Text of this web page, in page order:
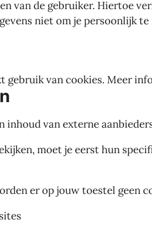
van de gebruiker. Hiertoe
niet om je persoonlijk
gebruik van cookies. Meer
inhoud van externe
moet je eerst hun
er op jouw toestel geen